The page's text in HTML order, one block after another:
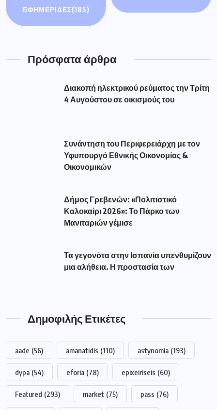
ΕΦΗΜΕΡΙΔΕΣ(185)
Πρόσφατα άρθρα
Διακοπή ηλεκτρικού ρεύματος την Τρίτη
4 Αυγούστου σε οικισμούς του
Συνάντηση του Περιφερειάρχη με τον
Υφυπουργό Εθνικής Οικονομίας &
Οικονομικών
Δήμος Γρεβενών: «Πολιτιστικό
Καλοκαίρι 2026»: Το Πάρκο των
Μανιταριών γέμισε
Τα γεγονότα στην Ισπανία υπενθυμίζουν
μια αλήθεια. Η προστασία των
Δημοφιλής Ετικέτες
aade (56) amanatidis (110) astynomia (193)
dypa (54) eforia (78) epixeiriseis (60)
Featured (293) market (75) pass (76)